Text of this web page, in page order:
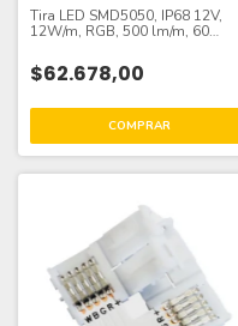
Tira LED SMD5050, IP68 12V,
12W/m, RGB, 500 lm/m, 60
$62.678,00